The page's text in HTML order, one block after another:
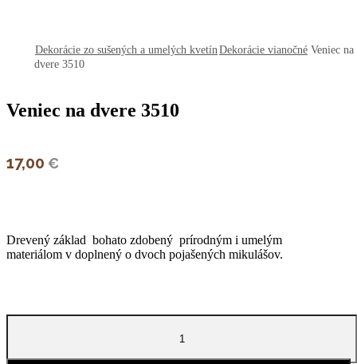
Dekorácie zo sušených a umelých kvetín Dekorácie vianočné Veniec na
dvere 3510
Veniec na dvere 3510
17,00 €
Drevený základ bohato zdobený prírodným i umelým
materiálom v doplnený o dvoch pojašených mikulášov.
množstvo